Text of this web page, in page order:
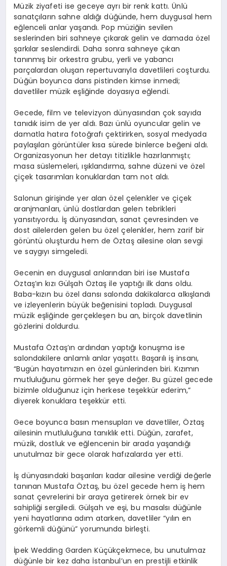
Müzik ziyafeti ise geceye ayrı bir renk kattı. Ünlü
sanatçıların sahne aldığı düğünde, hem duygusal hem
eğlenceli anlar yaşandı. Pop müziğin sevilen
seslerinden biri sahneye çıkarak gelin ve damada özel
şarkılar seslendirdi. Daha sonra sahneye çıkan
tanınmış bir orkestra grubu, yerli ve yabancı
parçalardan oluşan repertuvarıyla davetlileri coşturdu.
Düğün boyunca dans pistinden kimse inmedi;
davetliler müzik eşliğinde doyasıya eğlendi.
Gecede, film ve televizyon dünyasından çok sayıda
tanıdık isim de yer aldı. Bazı ünlü oyuncular gelin ve
damatla hatıra fotoğrafı çektirirken, sosyal medyada
paylaşılan görüntüler kısa sürede binlerce beğeni aldı.
Organizasyonun her detayı titizlikle hazırlanmıştı;
masa süslemeleri, ışıklandırma, sahne düzeni ve özel
çiçek tasarımları konuklardan tam not aldı.
Salonun girişinde yer alan özel çelenkler ve çiçek
aranjmanları, ünlü dostlardan gelen tebrikleri
yansıtıyordu. İş dünyasından, sanat çevresinden ve
dost ailelerden gelen bu özel çelenkler, hem zarif bir
görüntü oluşturdu hem de Öztaş ailesine olan sevgi
ve saygıyı simgeledi.
Gecenin en duygusal anlarından biri ise Mustafa
Öztaş’ın kızı Gülşah Öztaş ile yaptığı ilk dans oldu.
Baba-kızın bu özel dansı salonda dakikalarca alkışlandı
ve izleyenlerin büyük beğenisini topladı. Duygusal
müzik eşliğinde gerçekleşen bu an, birçok davetlinin
gözlerini doldurdu.
Mustafa Öztaş’ın ardından yaptığı konuşma ise
salondakilere anlamlı anlar yaşattı. Başarılı iş insanı,
“Bugün hayatımızın en özel günlerinden biri. Kızımın
mutluluğunu görmek her şeye değer. Bu güzel gecede
bizimle olduğunuz için herkese teşekkür ederim,”
diyerek konuklara teşekkür etti.
Gece boyunca basın mensupları ve davetliler, Öztaş
ailesinin mutluluğuna tanıklık etti. Düğün, zarafet,
müzik, dostluk ve eğlencenin bir arada yaşandığı
unutulmaz bir gece olarak hafızalarda yer etti.
İş dünyasındaki başarıları kadar ailesine verdiği değerle
tanınan Mustafa Öztaş, bu özel gecede hem iş hem
sanat çevrelerini bir araya getirerek örnek bir ev
sahipliği sergiledi. Gülşah ve eşi, bu masalsı düğünle
yeni hayatlarına adım atarken, davetliler “yılın en
görkemli düğünü” yorumunda birleşti.
İpek Wedding Garden Küçükçekmece, bu unutulmaz
düğünle bir kez daha İstanbul’un en prestijli etkinlik